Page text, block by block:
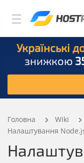
Українські
знижкою
Головна Wiki
Налаштування